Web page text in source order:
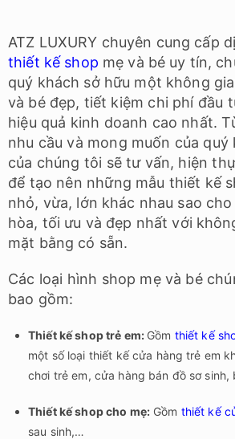
ATZ LUXURY chuyên cung cấp
thiết kế shop mẹ và bé uy tín,
quý khách sở hữu một không
và bé đẹp, tiết kiệm chi phí đầu
hiệu quả kinh doanh cao nhất.
nhu cầu và mong muốn của quý
của chúng tôi sẽ tư vấn, hiện
để tạo nên những mẫu thiết kế
nhỏ, vừa, lớn khác nhau sao
hòa, tối ưu và đẹp nhất với
mặt bằng có sẵn.
Các loại hình shop mẹ và bé
bao gồm:
Thiết kế shop trẻ em: Gồm thiết kế
một số loại thiết kế cửa hàng trẻ em
chơi trẻ em, cửa hàng bán đồ sơ sinh,
Thiết kế shop cho mẹ:Gồm thiết kế
sau sinh,…